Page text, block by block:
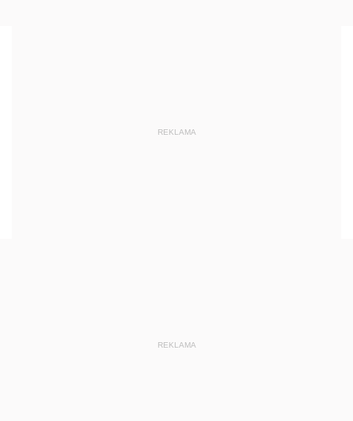
REKLAMA
REKLAMA